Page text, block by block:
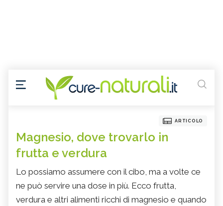
ARTICOLO
Magnesio, dove trovarlo in
frutta e verdura
Lo possiamo assumere con il cibo, ma a volte ce
ne può servire una dose in più. Ecco frutta,
verdura e altri alimenti ricchi di magnesio e quando